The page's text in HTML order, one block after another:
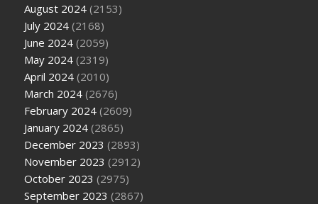
August 2024 (2153)
July 2024 (2168)
June 2024 (2059)
May 2024 (2319)
April 2024 (2010)
March 2024 (2676)
February 2024 (2609)
January 2024 (2865)
December 2023 (2893)
November 2023 (2912)
October 2023 (2975)
September 2023 (2867)